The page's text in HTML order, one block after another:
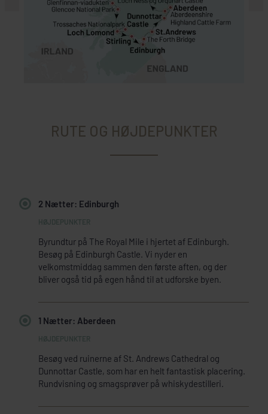
RUTE OG HØJDEPUNKTER
2 Nætter: Edinburgh
Byrundtur på The Royal Mile i hjertet af Edinburgh.
Besøg på Edinburgh Castle. Vi nyder en
velkomstmiddag sammen den første aften, og der
bliver også tid på egen hånd til at udforske byen.
1 Nætter: Aberdeen
Besøg ved ruinerne af St. Andrews Cathedral og
Dunnottar Castle, som har en helt fantastisk placering.
Rundvisning og smagsprøver på whiskydestilleri.